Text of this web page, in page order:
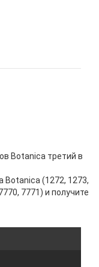
Botanica третий в
Botanica (1272, 1273,
7771) и получите